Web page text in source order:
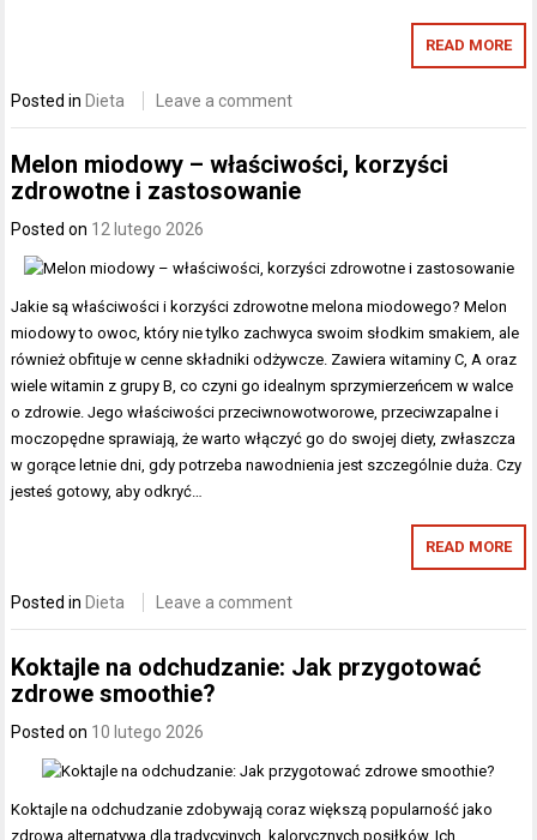
READ MORE
Posted inDieta Leave a comment
Melon miodowy – właściwości, korzyści
zdrowotne i zastosowanie
Posted on 12 lutego 2026
Jakie są właściwości i korzyści zdrowotne melona miodowego? Melon
miodowy to owoc, który nie tylko zachwyca swoim słodkim smakiem, ale
również obfituje w cenne składniki odżywcze. Zawiera witaminy C, A oraz
wiele witamin z grupy B, co czyni go idealnym sprzymierzeńcem w walce
o zdrowie. Jego właściwości przeciwnowotworowe, przeciwzapalne i
moczopędne sprawiają, że warto włączyć go do swojej diety, zwłaszcza
w gorące letnie dni, gdy potrzeba nawodnienia jest szczególnie duża. Czy
jesteś gotowy, aby odkryć…
READ MORE
Posted in Dieta Leave a comment
Koktajle na odchudzanie: Jak przygotować
zdrowe smoothie?
Posted on 10 lutego 2026
Koktajle na odchudzanie zdobywają coraz większą popularność jako
zdrowa alternatywa dla tradycyjnych, kalorycznych posiłków. Ich